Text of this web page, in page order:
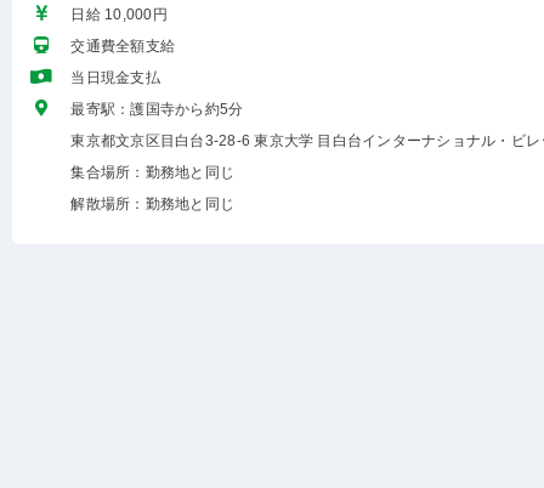
日給 10,000円
交通費全額支給
当日現金支払
最寄駅：護国寺から約5分
東京都文京区目白台3-28-6 東京大学 目白台インターナショナル・ビレ
集合場所：勤務地と同じ
解散場所：勤務地と同じ